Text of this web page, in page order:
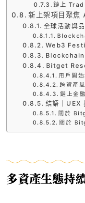
鏈上
新上架項目聚焦
全球活動與
Web3
Bitget
用戶開
跨資產
鏈上金
結語｜UEX
關於
關於
多資產生態持